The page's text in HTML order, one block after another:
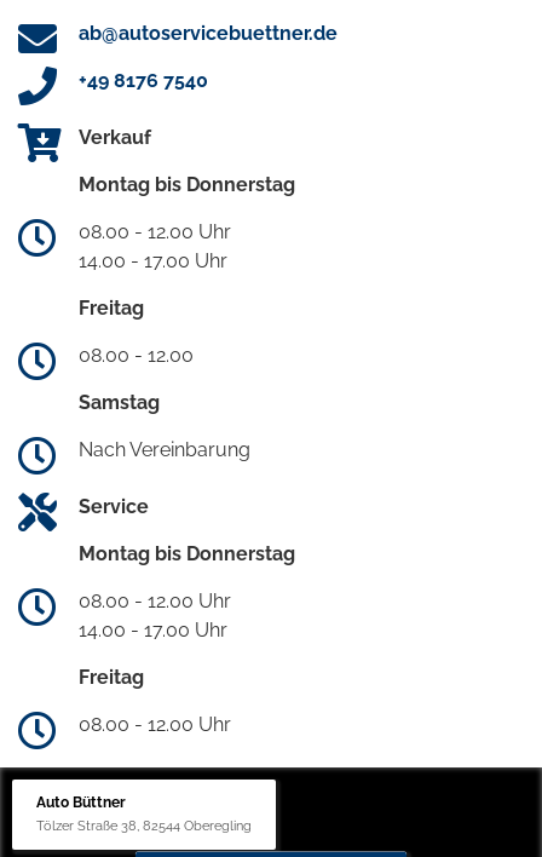
ab@autoservicebuettner.de
+49 8176 7540
Verkauf
Montag bis Donnerstag
08.00 - 12.00 Uhr
14.00 - 17.00 Uhr
Freitag
08.00 - 12.00
Samstag
Nach Vereinbarung
Service
Montag bis Donnerstag
08.00 - 12.00 Uhr
14.00 - 17.00 Uhr
Freitag
08.00 - 12.00 Uhr
Auto Büttner
Tölzer Straße 38, 82544 Oberegling